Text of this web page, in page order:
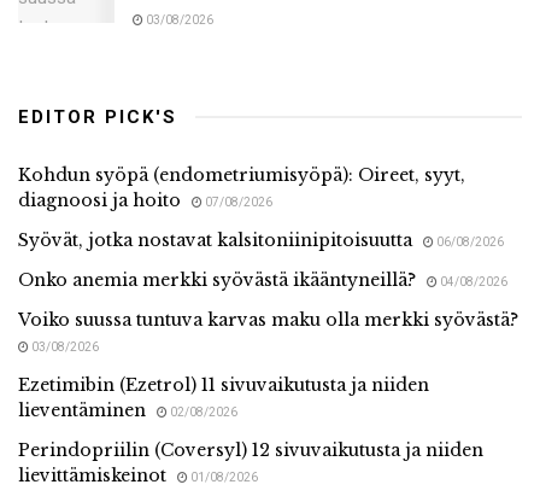
03/08/2026
EDITOR PICK'S
Kohdun syöpä (endometriumisyöpä): Oireet, syyt,
diagnoosi ja hoito
07/08/2026
Syövät, jotka nostavat kalsitoniinipitoisuutta 06/08/2026
Onko anemia merkki syövästä ikääntyneillä? 04/08/2026
Voiko suussa tuntuva karvas maku olla merkki syövästä?
03/08/2026
Ezetimibin (Ezetrol) 11 sivuvaikutusta ja niiden
lieventäminen
02/08/2026
Perindopriilin (Coversyl) 12 sivuvaikutusta ja niiden
lievittämiskeinot
01/08/2026